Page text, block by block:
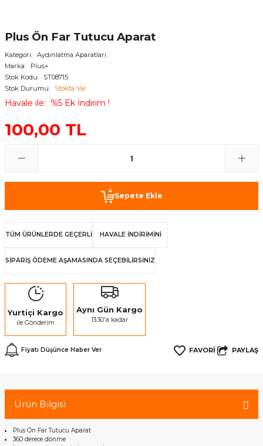
Plus Ön Far Tutucu Aparat
Kategori
Aydınlatma Aparatları
Marka
Plus+
Stok Kodu
ST08715
Stok Durumu
Stokta Var
Havale ile %5 Ek İndirim !
100,00 TL
Sepete Ekle
TÜM ÜRÜNLERDE GEÇERLİ HAVALE İNDİRİMİNİ
SİPARİŞ ÖDEME AŞAMASINDA SEÇEBİLİRSİNİZ
Yurtiçi Kargo
ile Gönderim
Aynı Gün Kargo
13:30'a kadar
Fiyatı Düşünce Haber Ver PAYLAŞ
Ürün Bilgisi
Plus Ön Far Tutucu Aparat
360 derece dönme